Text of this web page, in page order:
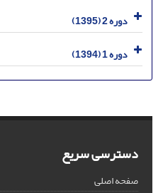
دوره 2 (1395)
دوره 1 (1394)
دسترسی سریع
صفحه اصلی